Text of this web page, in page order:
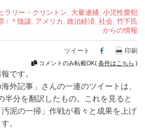
ラリー・クリントン, 大量逮捕, 小児性愛犯
/ ＊陰謀, アメリカ, 政治経済, 社会, 竹下氏
からの情報
ツイート Facebook
印刷
コメントのみ転載OK( 条件はこちら )
です。
外記事」さんの一連のツイートは、
半分を翻訳したもの。これを見ると
汚泥の一掃」作戦が着々と成果を上げ
。